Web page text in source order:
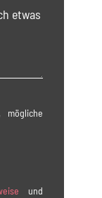
mögliche
und